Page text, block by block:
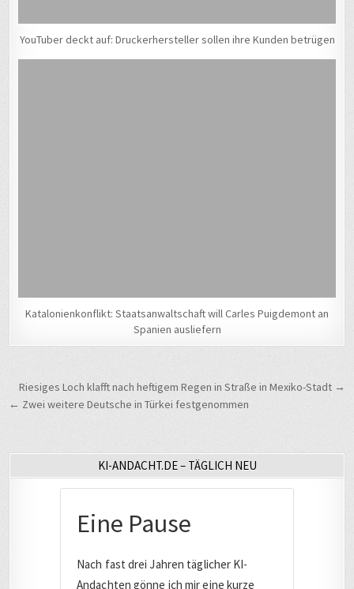
YouTuber deckt auf: Druckerhersteller sollen ihre Kunden betrügen
Katalonienkonflikt: Staatsanwaltschaft will Carles Puigdemont an
Spanien ausliefern
Beitragsnavigation
Riesiges Loch klafft nach heftigem Regen in Straße in Mexiko-Stadt →
← Zwei weitere Deutsche in Türkei festgenommen
KI-ANDACHT.DE – TÄGLICH NEU